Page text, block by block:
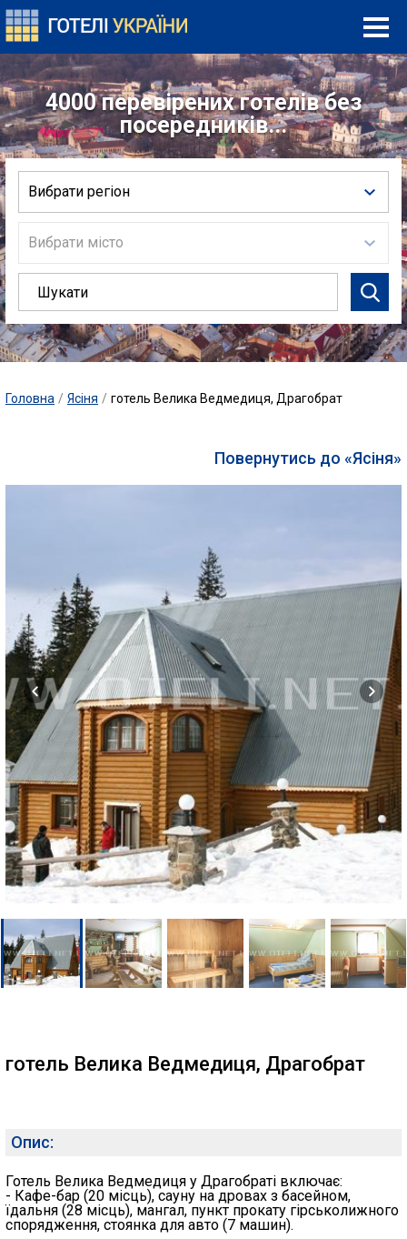
4000 перевірених готелів без
посередників...
Вибрати регіон
Вибрати місто
Головна / Ясіня / готель Велика Ведмедиця, Драгобрат
Повернутись до «Ясіня»
готель Велика Ведмедиця, Драгобрат
Опис:
Готель Велика Ведмедиця у Драгобраті включає:
- Кафе-бар (20 місць), сауну на дровах з басейном,
їдальня (28 місць), мангал, пункт прокату гірськолижного
спорядження, стоянка для авто (7 машин).